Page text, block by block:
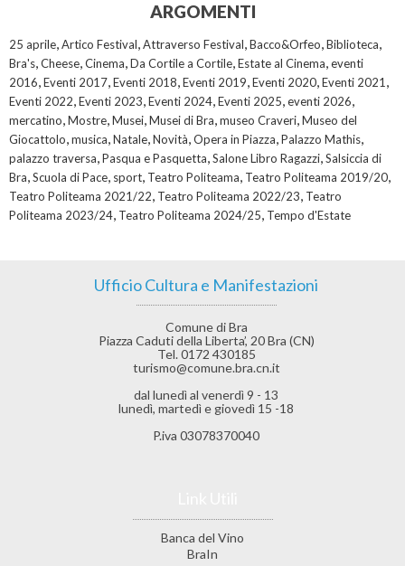
ARGOMENTI
25 aprile,Artico Festival,Attraverso Festival,Bacco&Orfeo,Biblioteca,
Bra's,Cheese,Cinema,Da Cortile a Cortile,Estate al Cinema,eventi
2016,Eventi 2017,Eventi 2018,Eventi 2019,Eventi 2020,Eventi 2021 ,
Eventi 2022,Eventi 2023,Eventi 2024,Eventi 2025,eventi 2026,
mercatino,Mostre,Musei,Musei di Bra,museo Craveri,Museo del
Giocattolo,musica,Natale,Novità,Opera in Piazza,Palazzo Mathis,
palazzo traversa,Pasqua e Pasquetta,Salone Libro Ragazzi,Salsiccia di
Bra,Scuola di Pace, sport, Teatro Politeama, Teatro Politeama 2019/20,
Teatro Politeama 2021/22, Teatro Politeama 2022/23, Teatro
Politeama 2023/24, Teatro Politeama 2024/25, Tempo d'Estate
Ufficio Cultura e Manifestazioni
Comune di Bra
Piazza Caduti della Liberta’, 20 Bra (CN)
Tel. 0172 430185
turismo@comune.bra.cn.it
dal lunedì al venerdì 9 - 13
lunedì, martedì e giovedì 15 -18
P.iva 03078370040
Banca del Vino
BraIn